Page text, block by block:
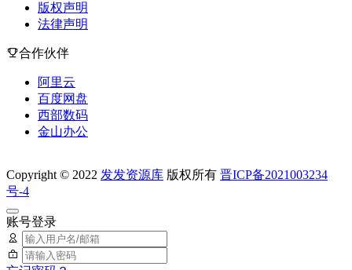
版权声明
法律声明
合作伙伴
阿里云
百度网盘
西部数码
金山办公
Copyright © 2022 发发资源库 版权所有 晋ICP备2021003234
号-4
账号登录